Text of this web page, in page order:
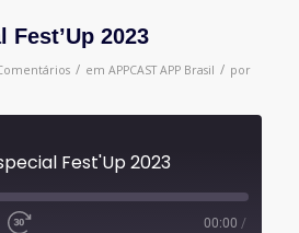
Fest’Up 2023
/ em APPCAST APP Brasil / por
Fest'Up 2023
00:00 /